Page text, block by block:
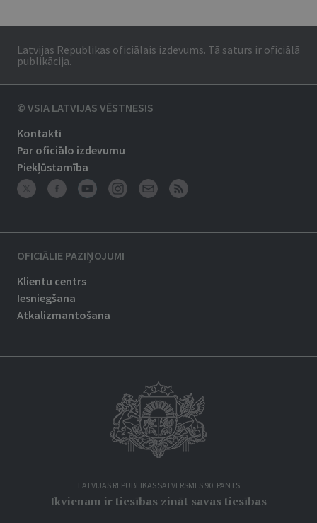
Latvijas Republikas oficiālais izdevums. Tā saturs ir oficiālā
publikācija.
© VSIA LATVIJAS VĒSTNESIS
Kontakti
Par oficiālo izdevumu
Piekļūstamība
OFICIĀLIE PAZIŅOJUMI
Klientu centrs
Iesniegšana
Atkalizmantošana
LATVIJAS REPUBLIKAS SATVERSMES 90. PANTS
Ikvienam ir tiesības zināt savas tiesības